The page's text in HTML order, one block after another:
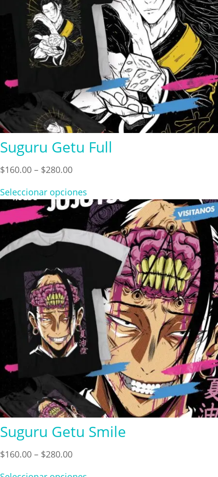
Suguru Getu Full
$160.00 – $280.00Price
$160.00
through
$280.00
Seleccionar opciones
Suguru Getu Smile
$160.00 – $280.00Price